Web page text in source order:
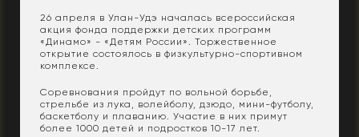
26 апреля в Улан-Удэ началась всероссийская
акция фонда поддержки детских программ
«Динамо» - «Детям России». Торжественное
открытие состоялось в физкультурно-спортивном
комплексе.
Соревнования пройдут по вольной борьбе,
стрельбе из лука, волейболу, дзюдо, мини-футболу,
баскетболу и плаванию. Участие в них примут
более 1000 детей и подростков 10-17 лет.